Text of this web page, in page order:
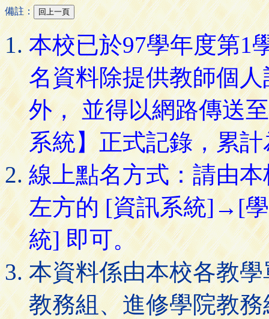
備註：
本校已於97學年度第1
名資料除提供教師個
外， 並得以網路傳送
系統】正式記錄，累
線上點名方式：請由
左方的 [資訊系統]→[
統] 即可。
本資料係由本校各教
教務組、進修學院教